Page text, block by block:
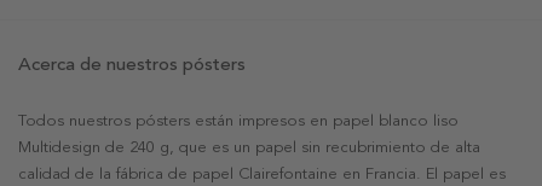
Acerca de nuestros pósters
Todos nuestros pósters están impresos en papel blanco liso
Multidesign de 240 g, que es un papel sin recubrimiento de alta
calidad de la fábrica de papel Clairefontaine en Francia. El papel es